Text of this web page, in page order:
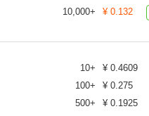
10,000+ ¥ 0.132
10+ ¥ 0.4609
100+ ¥ 0.275
500+ ¥ 0.1925